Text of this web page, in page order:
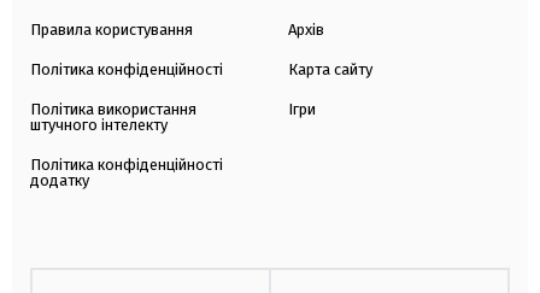
Правила користування
Політика конфіденційності
Політика використання
штучного інтелекту
Політика конфіденційності
додатку
Архів
Карта сайту
Ігри